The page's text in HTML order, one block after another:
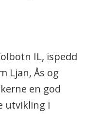
IL, ispedd
Ljan, Ås og
en god
utvikling i